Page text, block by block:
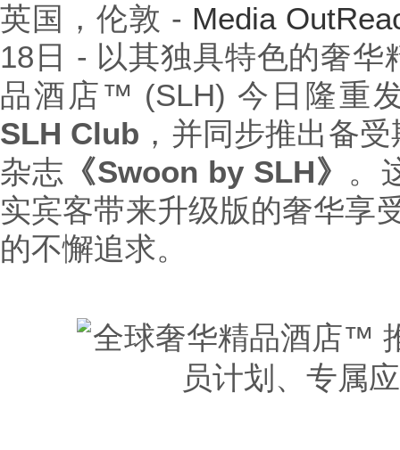
英国，伦敦 - Media
18日 - 以其独具特色的奢
品酒店™ (SLH) 今日隆重
SLH Club ，并同步推出备
杂志 《Swoon by SLH》 。
实宾客带来升级版的奢华享
的不懈追求。